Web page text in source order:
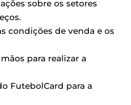
sobre os setores
condições de venda e os
para realizar a
FutebolCard para a